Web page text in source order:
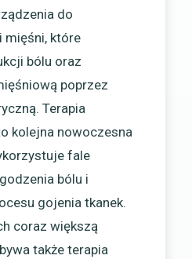
do
mięśni, które
bólu oraz
poprzez
Terapia
kolejna nowoczesna
fale
bólu i
gojenia tkanek.
coraz większą
także terapia